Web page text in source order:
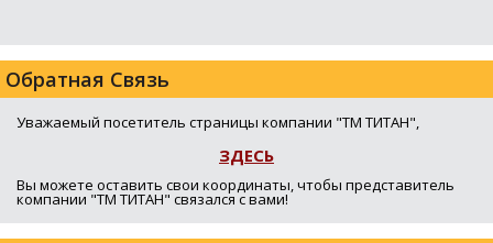
Обратная Связь
Уважаемый посетитель страницы компании "ТМ ТИТАН",
ЗДЕСЬ
Вы можете оставить свои координаты, чтобы представитель
компании "ТМ ТИТАН" связался с вами!